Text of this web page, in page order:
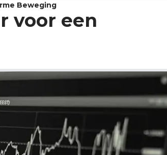
Beweging
voor een